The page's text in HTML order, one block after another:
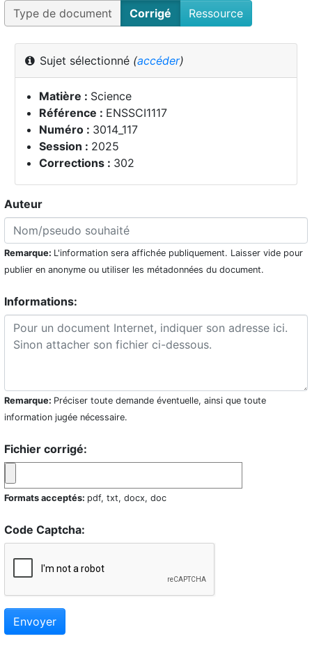
Type de document Corrigé Ressource
Sujet sélectionné (accéder)
Matière : Science
Référence : ENSSCI1117
Numéro : 3014_117
Session : 2025
Corrections : 302
Auteur
Remarque: L'information sera affichée publiquement. Laisser vide pour
publier en anonyme ou utiliser les métadonnées du document.
Informations:
Remarque: Préciser toute demande éventuelle, ainsi que toute
information jugée nécessaire.
Fichier corrigé:
Formats acceptés: pdf, txt, docx, doc
Code Captcha:
Envoyer